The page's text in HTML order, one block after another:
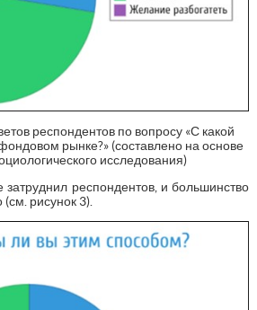
респондентов по вопросу «С какой
рынке?» (составлено на основе
исследования)
затруднил респондентов, и большинство
рисунок 3).